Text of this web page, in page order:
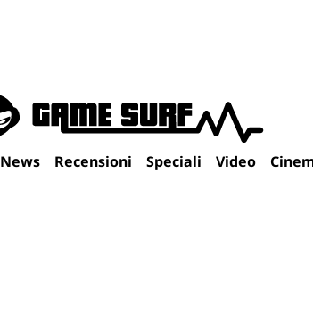
News Recensioni Speciali Video